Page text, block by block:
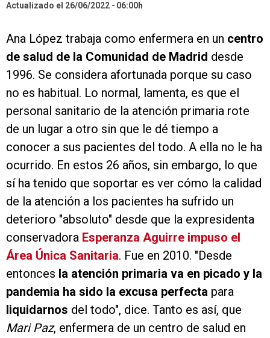
Actualizado el 26/06/2022
06:00h
Ana López trabaja como enfermera en un centro
de salud de la Comunidad de Madrid desde
1996. Se considera afortunada porque su caso
no es habitual. Lo normal, lamenta, es que el
personal sanitario de la atención primaria rote
de un lugar a otro sin que le dé tiempo a
conocer a sus pacientes del todo. A ella no le ha
ocurrido. En estos 26 años, sin embargo, lo que
sí ha tenido que soportar es ver cómo la calidad
de la atención a los pacientes ha sufrido un
deterioro "absoluto" desde que la expresidenta
conservadora Esperanza Aguirre impuso el
Área Única Sanitaria. Fue en 2010. "Desde
entonces la atención primaria va en picado y la
pandemia ha sido la excusa perfecta para
liquidarnos del todo", dice. Tanto es así, que
Mari Paz, enfermera de un centro de salud en